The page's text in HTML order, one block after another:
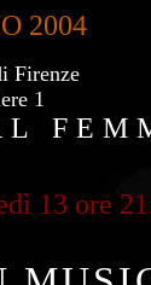
2004
Firenze
1
13 ore